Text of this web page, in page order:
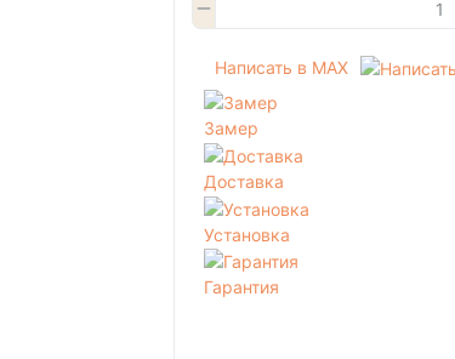
Написать в MAX
Замер
Доставка
Установка
Гарантия